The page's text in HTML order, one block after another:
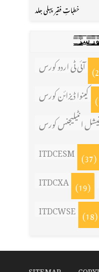
خطباتِ فقیر پہلی جلد
آئی ٹی اردو کورس
کینوا ڈیزائن کورس
انٹیلیجنس کورس
ITDCESM (37)
ITDCXA (19)
ITDCWSE (18)